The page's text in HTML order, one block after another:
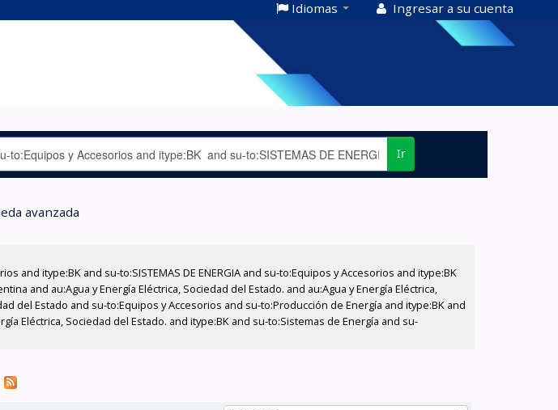
Idiomas Ingresar a su cuenta
Ir
avanzada
itype:BK and su-to:SISTEMAS DE ENERGIA and su-to:Equipos y Accesorios and itype:BK
and au:Agua y Energía Eléctrica, Sociedad del Estado. and au:Agua y Energía Eléctrica,
del Estado and su-to:Equipos y Accesorios and su-to:Producción de Energía and itype:BK and
Eléctrica, Sociedad del Estado. and itype:BK and su-to:Sistemas de Energía and su-